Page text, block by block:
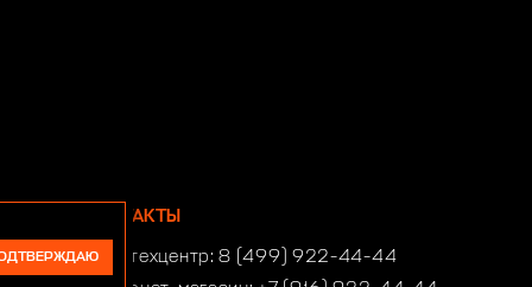
КОНТАКТЫ
Автотехцентр:8 (499) 922-44-44